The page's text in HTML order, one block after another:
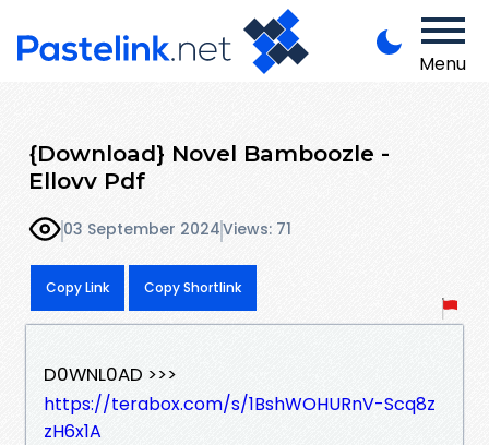
Menu
{Download} Novel Bamboozle -
Ellovv Pdf
03 September 2024Views: 71
Copy Link Copy Shortlink
D0WNL0AD >>>
https://terabox.com/s/1BshWOHURnV-Scq8z
zH6x1A